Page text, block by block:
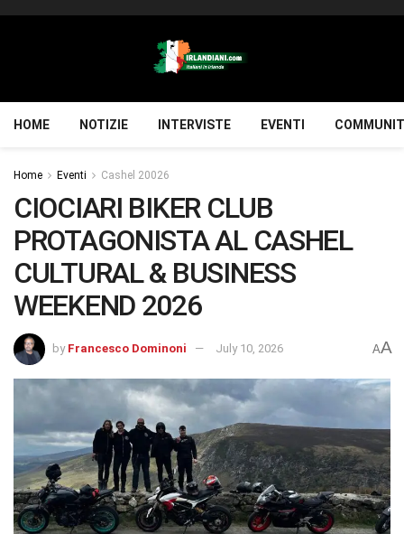
HOME NOTIZIE INTERVISTE EVENTI
Home Eventi Cashel 20026
CIOCIARI BIKER CLUB
PROTAGONISTA AL CASHEL
CULTURAL & BUSINESS
WEEKEND 2026
by Francesco Dominoni July 10, 2026 AA